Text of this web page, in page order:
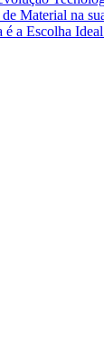
Material na
a Escolha